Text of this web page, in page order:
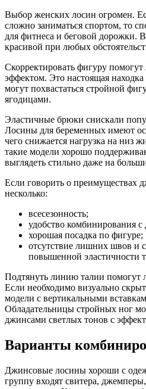
Выбор женских лосин огромен.
сложно заниматься спортом, то
для фитнеса и беговой дорожки. В
красивой при любых
Скорректировать фигуру
эффектом. Это настоящая
могут похвастаться стройной
ягодицами.
Эластичные брюки снискали
Лосины для беременных имеют
чего снижается нагрузка на низ
такие модели хорошо
выглядеть стильно даже на
Если говорить о преимуществах
несколько:
всесезонность;
удобство комбинирования
хорошая посадка по фигуре;
отсутствие лишних швов и
повышенной эластичности
Подтянуть линию талии помогут
Если необходимо визуально
модели с вертикальными
Обладательницы стройных ног
джинсами светлых тонов с
Варианты
Джинсовые лосины хороши с
группу входят свитера,